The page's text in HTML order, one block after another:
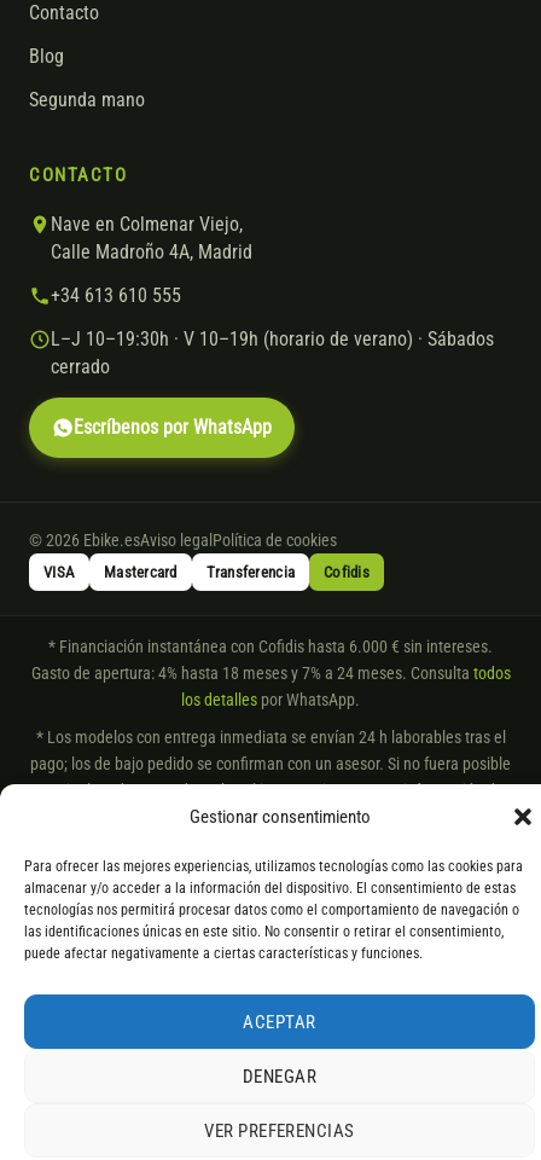
Gestionar consentimiento
Para ofrecer las mejores experiencias, utilizamos tecnologías como las cookies para
almacenar y/o acceder a la información del dispositivo. El consentimiento de estas
tecnologías nos permitirá procesar datos como el comportamiento de navegación o
las identificaciones únicas en este sitio. No consentir o retirar el consentimiento,
puede afectar negativamente a ciertas características y funciones.
ACEPTAR
DENEGAR
VER PREFERENCIAS
Contacto
Blog
Segunda mano
CONTACTO
Nave en Colmenar Viejo,
Calle Madroño 4A, Madrid
+34 613 610 555
L–J 10–19:30h · V 10–19h (horario de verano) · Sábados
cerrado
Escríbenos por WhatsApp
© 2026 Ebike.esAviso legal Política de cookies
VISA Mastercard Transferencia Cofidis
* Financiación instantánea con Cofidis hasta 6.000 € sin intereses.
Gasto de apertura: 4% hasta 18 meses y 7% a 24 meses. Consulta todos
los detalles por WhatsApp.
* Los modelos con entrega inmediata se envían 24 h laborables tras el
pago; los de bajo pedido se confirman con un asesor. Si no fuera posible
servir el producto, se devuelve el importe sin coste. La información de
componentes es orientativa; los fabricantes pueden sustituir elementos